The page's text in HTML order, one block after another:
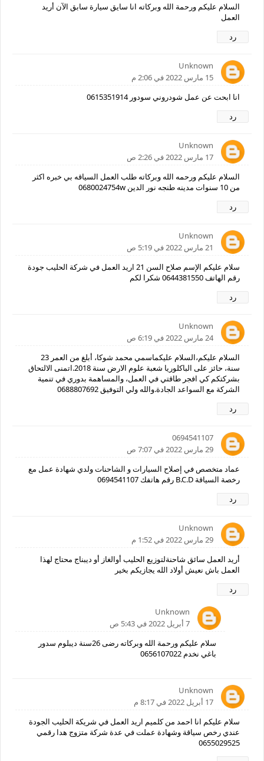
السلام عليكم ورحمة الله وبركاته انا سايق سيارة سابق الآن أريد
العمل
رد
Unknown
15 مارس 2022 في 2:06 م
انا ابحت عن عمل شودروني سودور 0615351914
رد
Unknown
17 مارس 2022 في 2:26 ص
السلام عليكم ورحمه الله وبركاته طلب العمل السياقه بي خبره اكثر
من 10 سنوات مدينه طنجه نور الدين 0680024754w
رد
Unknown
21 مارس 2022 في 5:19 ص
سلام عليكم الإسم صلاح السن 21 اريد العمل في شركة الحليب جودة
رقم الهاتف 0644381550 شكرا لكم
رد
Unknown
24 مارس 2022 في 6:19 ص
السلام عليكم،السلام عليكماسمي محمد شوكا، أبلغ من العمر 23
سنة، حائز على الباكلوريا شعبة علوم الارض سنة 2018.اتمنى الالتحاق
بشركتكم كي افجر طاقتي في العمل، والمساهمة بدوري في تنمية
الشركة مع السواعد الجادة.والله ولي التوفيق 0688807692
رد
0694541107
29 مارس 2022 في 7:07 ص
عماد متخصص في إصلاح السيارات و الشاحنات ولدي شهادة عمل مع
رخصة السياقة B.C.D رقم هاتفك 0694541107
رد
Unknown
29 مارس 2022 في 1:52 م
أريد العمل سائق شاحنةلتوزيع الحليب أوالغاز أو ديبناج محتاج لهذا
العمل باش نعيش أولاد الله يجازيكم بخير
رد
Unknown
7 أبريل 2022 في 5:43 ص
سلام عليكم ورحمة الله وبركاته رضى 26سنة ديبلوم سدور
باغي نخدم 0656107022
Unknown
17 أبريل 2022 في 8:17 م
سلام عليكم انا احمد من كلميم اريد العمل في شريكة الحليب الجودة
عندي رخص سياقة وشهادة عملت في عدة شركة متزوج هدا رقمي
0655029525